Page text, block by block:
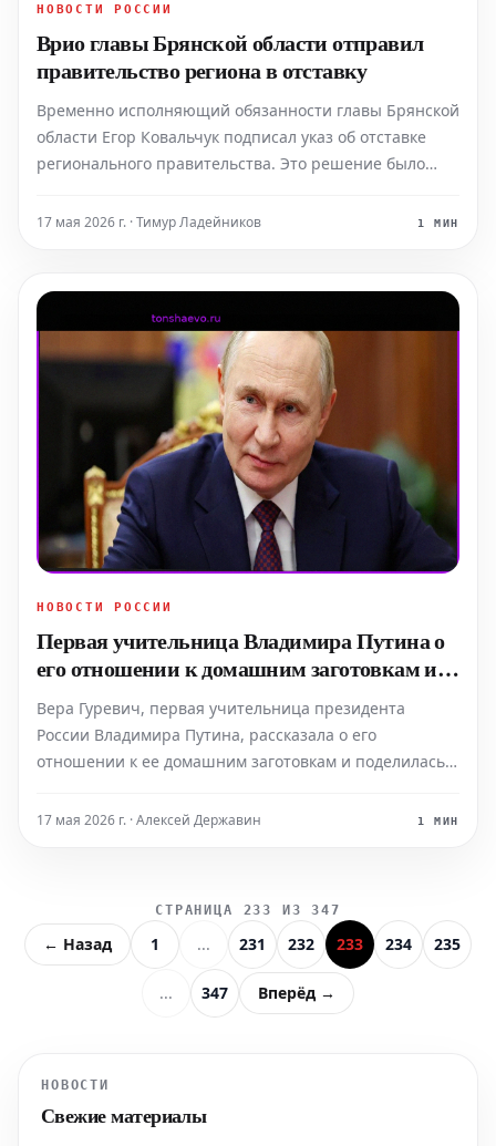
НОВОСТИ РОССИИ
Врио главы Брянской области отправил
правительство региона в отставку
Временно исполняющий обязанности главы Брянской
области Егор Ковальчук подписал указ об отставке
регионального правительства. Это решение было
Согласно тексту документа, правительство Брянской
17 мая 2026 г. · Тимур Ладейников 1 МИН
НОВОСТИ РОССИИ
Первая учительница Владимира Путина о
его отношении к домашним заготовкам и
необычном ученике
Вера Гуревич, первая учительница президента
России Владимира Путина, рассказала о его
отношении к ее домашним заготовкам и поделилась
государства. По словам педагога, Владимир Путин
17 мая 2026 г. · Алексей Державин 1 МИН
СТРАНИЦА 233 ИЗ 347
← Назад 1 ... 231 232 233 234 235
... 347 Вперёд →
НОВОСТИ
Свежие материалы